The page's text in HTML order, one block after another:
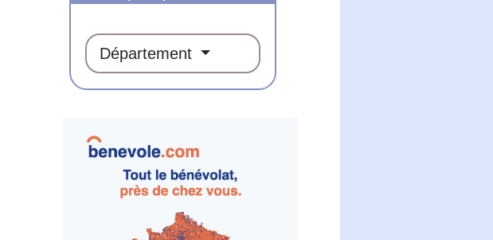
Département